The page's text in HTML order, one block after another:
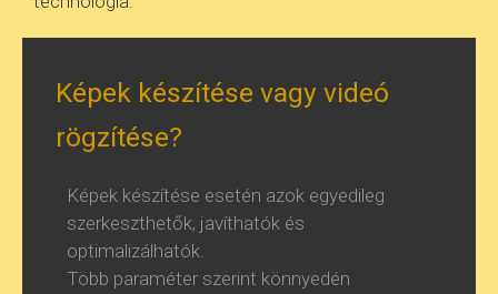
Képek készítése vagy videó
rögzítése?
Képek készítése esetén azok egyedileg
szerkeszthetők, javíthatók és
optimalizálhatók.
Több paraméter szerint könnyedén